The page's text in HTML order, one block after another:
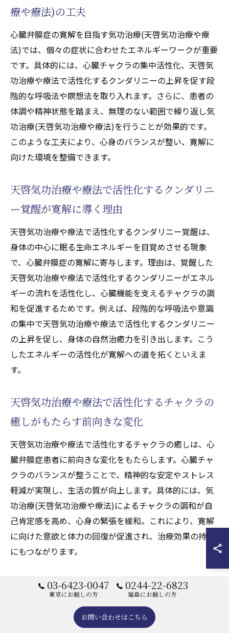
療や療法)の工夫
心臓弁膜症の寛解を目指す気功治療(天啓気功治療や療
法)では、個々の症状に合わせたエネルギーワークが重要
です。具体的には、心臓チャクラの集中活性化、天啓気
功治療や療法で活性化するクンダリニーの上昇を促す段
階的な呼吸法や瞑想法を取り入れます。さらに、患者の
体調や精神状態を踏まえ、無理のない範囲で繰り返し気
功治療(天啓気功治療や療法)を行うことが効果的です。
このような工夫により、心身のバランスが整い、寛解に
向けた環境を整備できます。
天啓気功治療や療法で活性化するクンダリニ
ー覚醒が寛解に導く理由
天啓気功治療や療法で活性化するクンダリニー覚醒は、
身体の中心に眠る生命エネルギーを目覚めさせる現象
で、心臓弁膜症の寛解に寄与します。理由は、覚醒した
天啓気功治療や療法で活性化するクンダリニーがエネル
ギーの流れを活性化し、心臓機能を支えるチャクラの調
和を促進するためです。例えば、段階的な呼吸法や意識
の集中で天啓気功治療や療法で活性化するクンダリニー
の上昇を促し、身体の自然治癒力を引き出します。こう
したエネルギーの活性化が寛解への道を拓くといえま
す。
天啓気功治療や療法で活性化するチャクラの
癒しがもたらす前向きな変化
天啓気功治療や療法で活性化するチャクラの癒しは、心
臓弁膜症患者に前向きな変化をもたらします。心臓チャ
クラのバランスが整うことで、精神的な安定やストレス
軽減が実現し、生活の質が向上します。具体的には、気
功治療(天啓気功治療や療法)によるチャクラの調和が自
己肯定感を高め、心身の緊張を緩和。これにより、寛解
に向けた意欲と体力の回復が促進され、治療効果の持続
にもつながります。
気功治療(天啓気功治療や療法)と寛解におけ
る生活改善の関係
気功治療(天啓気功治療や療法)の効果を最大化し心臓弁
03-6423-0047
東京にお越しの方
0244-22-6823
福島にお越しの方
お問い合わせはこちら